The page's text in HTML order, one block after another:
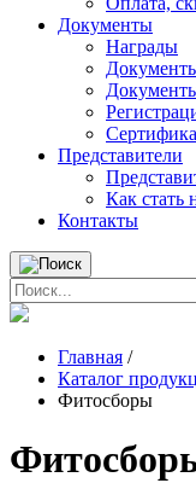
Документы
Награды
Представители
Как стать
Контакты
Главная /
Каталог
Фитосборы